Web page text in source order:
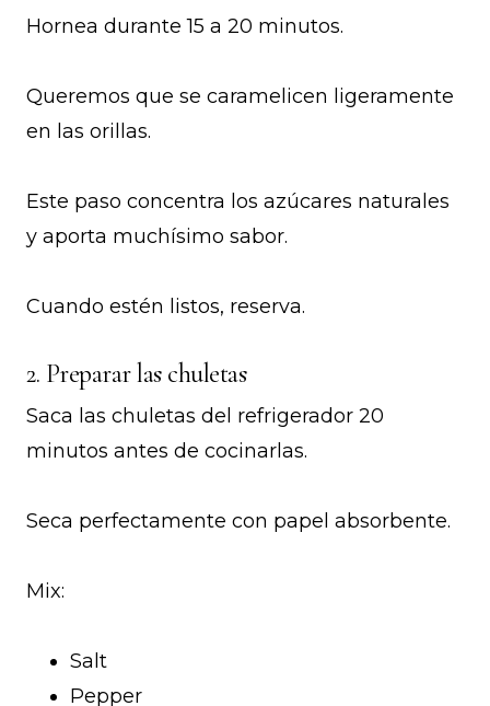
Hornea durante 15 a 20 minutos.
Queremos que se caramelicen ligeramente
en las orillas.
Este paso concentra los azúcares naturales
y aporta muchísimo sabor.
Cuando estén listos, reserva.
2. Preparar las chuletas
Saca las chuletas del refrigerador 20
minutos antes de cocinarlas.
Seca perfectamente con papel absorbente.
Mix:
Salt
Pepper